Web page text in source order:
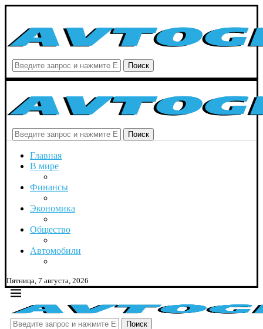
Поиск
Поиск
Главная
В мире
Финансы
Экономика
Общество
Автомобили
Пятница, 7 августа, 2026
Поиск